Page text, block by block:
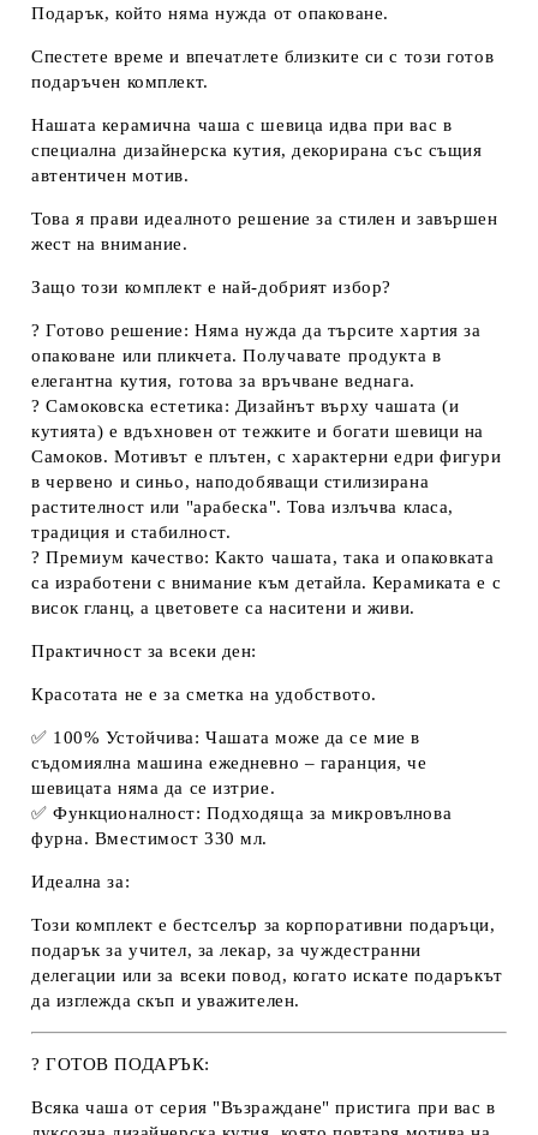
Подарък, който няма нужда от опаковане.
Спестете време и впечатлете близките си с тозиготов
подаръчен комплект.
Нашата керамична чаша с шевица идва при вас в
специална дизайнерска кутия, декорирана със същия
автентичен мотив.
Това я прави идеалното решение за стилен и завършен
жест на внимание.
Защо този комплект е най-добрият избор?
? Готово решение: Няма нужда да търсите хартия за
опаковане или пликчета. Получавате продукта в
елегантна кутия, готова за връчване веднага.
? Самоковска естетика: Дизайнът върху чашата (и
кутията) е вдъхновен от тежките и богати шевици на
Самоков. Мотивът е плътен, с характерни едри фигури
в червено и синьо, наподобяващи стилизирана
растителност или "арабеска". Това излъчва класа,
традиция и стабилност.
? Премиум качество: Както чашата, така и опаковката
са изработени с внимание към детайла. Керамиката е с
висок гланц, а цветовете са наситени и живи.
Практичност за всеки ден:
Красотата не е за сметка на удобството.
✅ 100% Устойчива: Чашата може да се мие в
съдомиялна машина ежедневно – гаранция, че
шевицата няма да се изтрие.
✅Функционалност: Подходяща за микровълнова
фурна. Вместимост 330 мл.
Идеална за:
Този комплект е бестселър за корпоративни подаръци,
подарък за учител, за лекар, за чуждестранни
делегации или за всеки повод, когато искате подаръкът
да изглежда скъп и уважителен.
? ГОТОВ ПОДАРЪК:
Всяка чаша от серия "Възраждане" пристига при вас в